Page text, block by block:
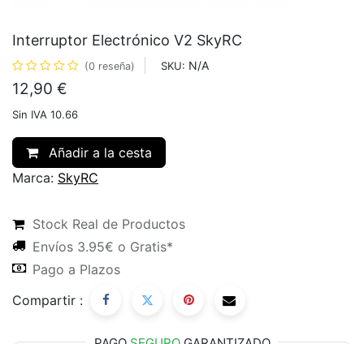
Interruptor Electrónico V2 SkyRC
(0 reseña) SKU: N/A
12,90 €
Sin IVA 10.66
Añadir a la cesta
Marca: SkyRC
Stock Real de Productos
Envíos 3.95€ o Gratis*
Pago a Plazos
Compartir :